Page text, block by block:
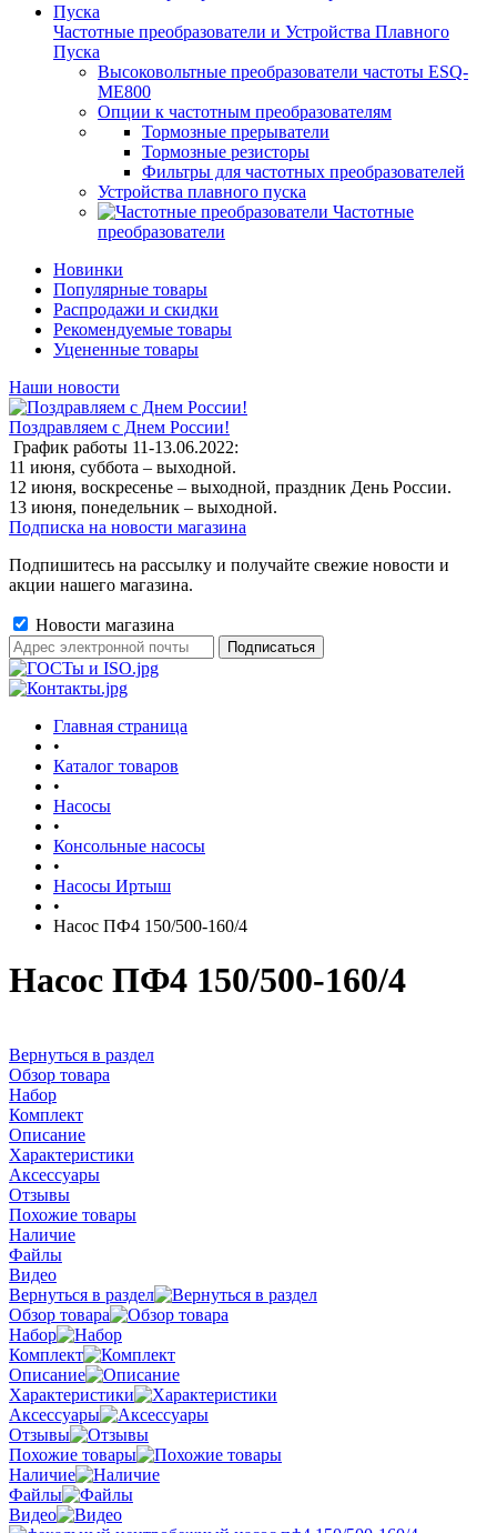
Частотные преобразователи и Устройства Плавного
Пуска
Высоковольтные преобразователи частоты ESQ-
ME800
Опции к частотным преобразователям
Тормозные прерыватели
Тормозные резисторы
Фильтры для частотных преобразователей
Устройства плавного пуска
Частотные
преобразователи
Новинки
Популярные товары
Распродажи и скидки
Рекомендуемые товары
Уцененные товары
Наши новости
Поздравляем с Днем России!
График работы 11-13.06.2022:
11 июня, суббота – выходной.
12 июня, воскресенье – выходной, праздник День России.
13 июня, понедельник – выходной.
Подписка на новости магазина
Подпишитесь на рассылку и получайте свежие новости и
акции нашего магазина.
Новости магазина
Главная страница
•
Каталог товаров
•
Насосы
•
Консольные насосы
•
Насосы Иртыш
•
Насос ПФ4 150/500-160/4
Насос ПФ4 150/500-160/4
Вернуться в раздел
Обзор товара
Набор
Комплект
Описание
Характеристики
Аксессуары
Отзывы
Похожие товары
Наличие
Файлы
Видео
Вернуться в раздел
Обзор товара
Набор
Комплект
Описание
Характеристики
Аксессуары
Отзывы
Похожие товары
Наличие
Файлы
Видео